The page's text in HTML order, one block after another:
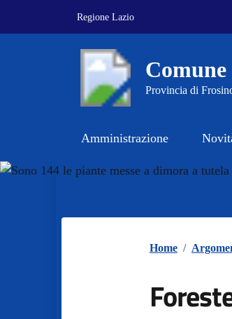
Regione Lazio
Provincia di
Amministrazione
Home /